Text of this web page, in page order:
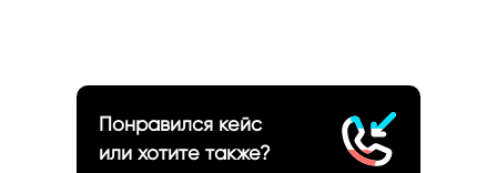
Понравился кейс
или хотите также?